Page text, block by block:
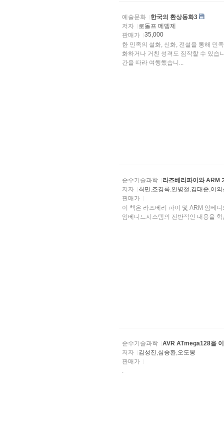
예술문화
한국의 환상동화3
저자
로돌프 메뎅제
판매가
35,000
한 민족의 설화, 신화, 전설을 통해 민
화하거나 거친 성격도 짐작할 수 있습
간을 따라 여행했습니...
순수기술과학
라즈베리파이와 ARM
저자
최민,조경록,안병철,김태준,이
판매가
이 책은 라즈베리 파이 및 ARM 임베디드시스템
임베디드시스템의 전반적인 내용을
순수기술과학
AVR ATmega128을
저자
김성진,심승환,오도봉
판매가
.